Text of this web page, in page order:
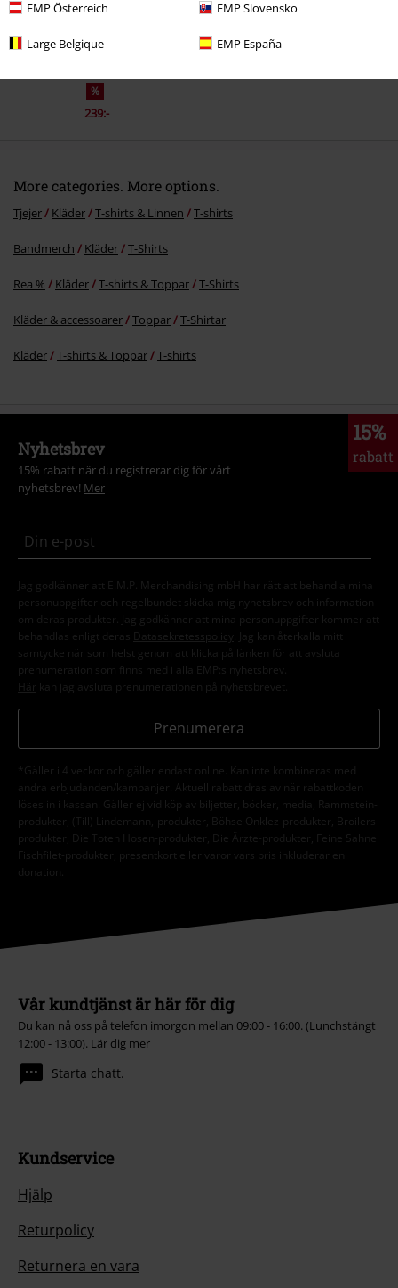
EMP Österreich EMP Slovensko
Large Belgique EMP España
%
239:-
More categories. More options.
Tjejer Kläder T-shirts & Linnen T-shirts
Bandmerch Kläder T-Shirts
Rea % Kläder T-shirts & Toppar T-Shirts
Kläder & accessoarer Toppar T-Shirtar
Kläder T-shirts & Toppar T-shirts
15%
rabatt
Nyhetsbrev
15% rabatt när du registrerar dig för vårt
nyhetsbrev! Mer
Jag godkänner att E.M.P. Merchandising mbH har rätt att behandla mina
personuppgifter och regelbundet skicka mig nyhetsbrev och information
om deras produkter. Jag godkänner att mina personuppgifter kommer att
behandlas enligt deras
Datasekretesspolicy
. Jag kan återkalla mitt
samtycke när som helst genom att klicka på länken för att avsluta
prenumeration som finns med i alla EMP:s nyhetsbrev.
Här kan jag avsluta prenumerationen på nyhetsbrevet.
Prenumerera
*Gäller i 4 veckor och gäller endast online. Kan inte kombineras med
andra erbjudanden/kampanjer. Aktuell rabatt dras av när rabattkoden
löses in i kassan. Gäller ej vid köp av biljetter, böcker, media, Rammstein-
produkter, (Till) Lindemann,-produkter, Böhse Onklez-produkter, Broilers-
produkter, Die Toten Hosen-produkter, Die Ärzte-produkter, Feine Sahne
Fischfilet-produkter, presentkort eller varor vars pris inkluderar en
donation.
Vår kundtjänst är här för dig
Du kan nå oss på telefon imorgon mellan 09:00 - 16:00. (Lunchstängt
12:00 - 13:00). Lär dig mer
Starta chatt.
Kundservice
Hjälp
Returpolicy
Returnera en vara